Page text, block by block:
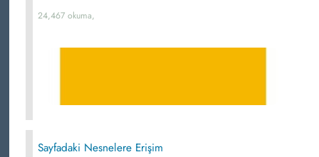
24,467 okuma,
Sayfadaki Nesnelere Erişim